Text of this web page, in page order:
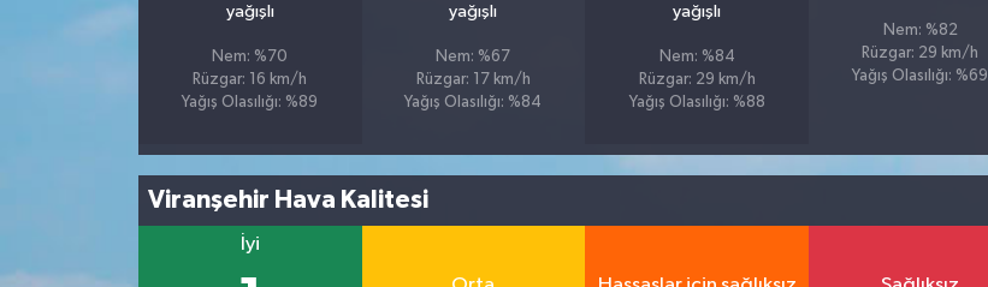
yağışlı
Nem: %70
Rüzgar: 16 km/h
Yağış Olasılığı: %89
yağışlı
Nem: %67
Rüzgar: 17 km/h
Yağış Olasılığı: %84
yağışlı
Nem: %84
Rüzgar: 29 km/h
Yağış Olasılığı: %88
Nem: %82
Rüzgar: 29 km/h
Yağış Olasılığı: %69
Viranşehir Hava Kalitesi
İyi